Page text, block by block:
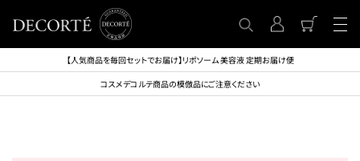
【人気商品を毎回セットでお届け】リポソーム 美容液 定期お届け便
コスメデコルテ商品の模倣品にご注意ください